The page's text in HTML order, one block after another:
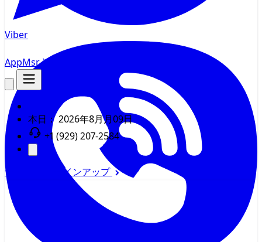
AppMsr追跡
本日：2026年8月月09日
+1 (929) 207-2584
サインイン サインアップ
Viber